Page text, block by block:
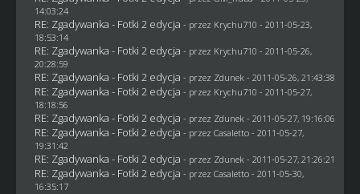
14:03:24
RE: Zgadywanka - Fotki 2 edycja - przez Krychu710 - 2011-05-23,
18:53:14
RE: Zgadywanka - Fotki 2 edycja - przez Krychu710 - 2011-05-26,
20:28:59
RE: Zgadywanka - Fotki 2 edycja - przez Zdunek - 2011-05-26, 21:43:38
RE: Zgadywanka - Fotki 2 edycja - przez Krychu710 - 2011-05-27,
18:18:56
RE: Zgadywanka - Fotki 2 edycja - przez Zdunek - 2011-05-27, 19:16:06
RE: Zgadywanka - Fotki 2 edycja - przez Casaletto- 2011-05-27,
19:31:42
RE: Zgadywanka - Fotki 2 edycja - przez Zdunek - 2011-05-27, 21:26:21
RE: Zgadywanka - Fotki 2 edycja - przez Casaletto- 2011-05-30,
16:35:17